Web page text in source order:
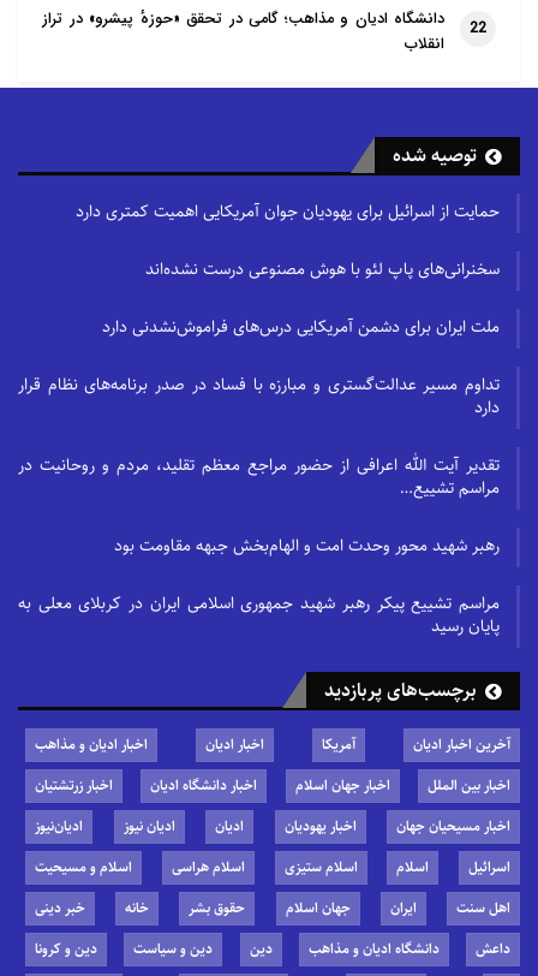
22
دانشگاه ادیان و مذاهب؛ گامی در تحقق «حوزهٔ پیشرو» در تراز
انقلاب
توصیه شده
حمایت از اسرائیل برای یهودیان جوان آمریکایی اهمیت کمتری دارد
سخنرانی‌های پاپ لئو با هوش مصنوعی درست نشده‌اند
ملت ایران برای دشمن آمریکایی درس‌های فراموش‌نشدنی دارد
تداوم مسیر عدالت‌گستری و مبارزه با فساد در صدر برنامه‌های نظام قرار
دارد
تقدیر آیت الله اعرافی از حضور مراجع معظم تقلید، مردم و روحانیت در
مراسم تشییع…
رهبر شهید محور وحدت امت و الهام‌بخش جبهه مقاومت بود
مراسم تشییع پیکر رهبر شهید جمهوری اسلامی ایران در کربلای معلی به
پایان رسید
برچسب‌های پربازدید
آخرین اخبار ادیان آمریکا اخبار ادیان
اخبار ادیان و مذاهب
اخبار بین الملل
اخبار جهان اسلام اخبار دانشگاه ادیان
اخبار زرتشتیان
اخبار مسیحیان جهان
اخبار یهودیان ادیان ادیان نیوز
ادیان‌نیوز
اسرائیل
اسلام اسلام ستیزی اسلام هراسی
اسلام و مسیحیت
اهل سنت
ایران جهان اسلام حقوق بشر خانه
خبر دینی
داعش
دانشگاه ادیان و مذاهب دین دین و سیاست دین و کرونا